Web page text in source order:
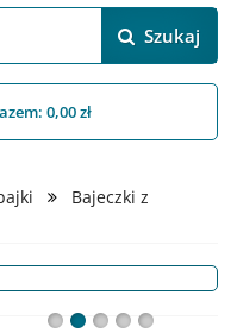
Szukaj
0,00 zł
Bajeczki z